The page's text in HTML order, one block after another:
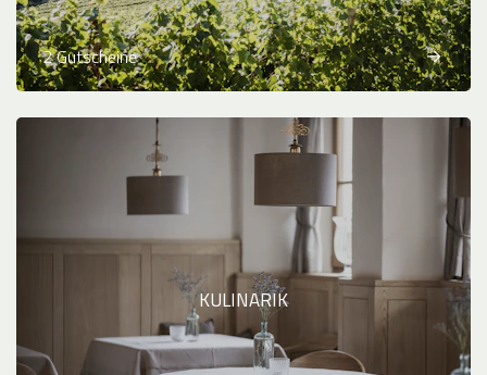
2 Gutscheine
KULINARIK